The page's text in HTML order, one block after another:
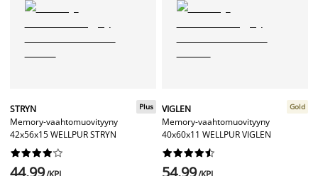
STRYN
Memory-vaahtomuovityyny
42x56x15 WELLPUR STRYN
Plus






VIGLEN
Memory-vaahtomuovityyny
40x60x11 WELLPUR VIGLEN
Gold





